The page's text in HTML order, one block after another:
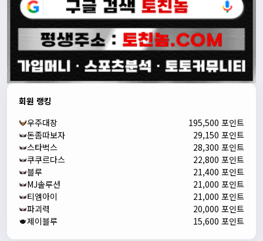
회원 랭킹
우주대장
195,500 포인트
돈좀따보자
29,150 포인트
스타벅스
28,300 포인트
쿠쿠르다스
22,800 포인트
블루
21,400 포인트
MJ솔루션
21,000 포인트
티엠아이
21,000 포인트
파괴력
20,000 포인트
제이블루
15,600 포인트